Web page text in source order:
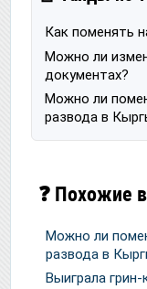
Как поменять
Можно ли
документах?
Можно ли
развода в
❓ Похожие
Можно ли
развода в
Выиграла